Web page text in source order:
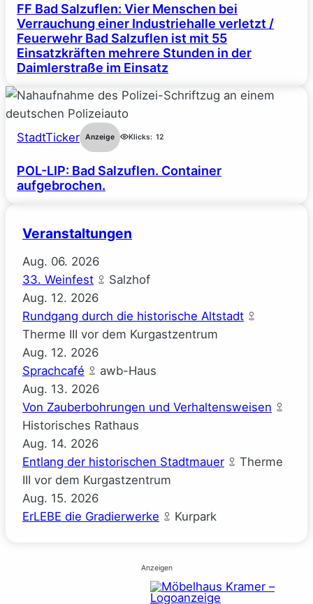
FF Bad Salzuflen: Vier Menschen bei
Verrauchung einer Industriehalle verletzt /
Feuerwehr Bad Salzuflen ist mit 55
Einsatzkräften mehrere Stunden in der
Daimlerstraße im Einsatz
StadtTicker Anzeige Klicks: 12
POL-LIP: Bad Salzuflen. Container
aufgebrochen.
Veranstaltungen
Aug. 06. 2026
33. Weinfest
Salzhof
Aug. 12. 2026
Rundgang durch die historische Altstadt
Therme III vor dem Kurgastzentrum
Aug. 12. 2026
Sprachcafé
awb-Haus
Aug. 13. 2026
Von Zauberbohrungen und Verhaltensweisen
Historisches Rathaus
Aug. 14. 2026
Entlang der historischen Stadtmauer
Therme
III vor dem Kurgastzentrum
Aug. 15. 2026
ErLEBE die Gradierwerke
Kurpark
Anzeigen